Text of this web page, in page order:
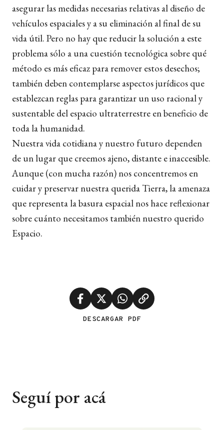
asegurar las medidas necesarias relativas al diseño de
vehículos espaciales y a su eliminación al final de su
vida útil. Pero no hay que reducir la solución a este
problema sólo a una cuestión tecnológica sobre qué
método es más eficaz para remover estos desechos;
también deben contemplarse aspectos jurídicos que
establezcan reglas para garantizar un uso racional y
sustentable del espacio ultraterrestre en beneficio de
toda la humanidad.
Nuestra vida cotidiana y nuestro futuro dependen
de un lugar que creemos ajeno, distante e inaccesible.
Aunque (con mucha razón) nos concentremos en
cuidar y preservar nuestra querida Tierra, la amenaza
que representa la basura espacial nos hace reflexionar
sobre cuánto necesitamos también nuestro querido
Espacio.
DESCARGAR PDF
Seguí por acá